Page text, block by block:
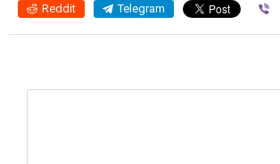
Reddit Telegram